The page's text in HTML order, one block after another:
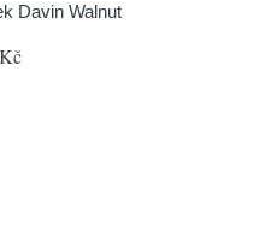
Davin Walnut